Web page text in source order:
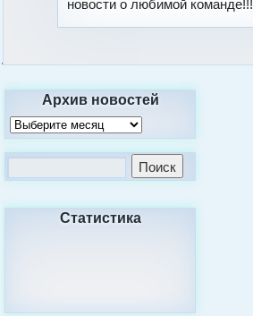
новости о любимой команде!!!
Архив новостей
Статистика